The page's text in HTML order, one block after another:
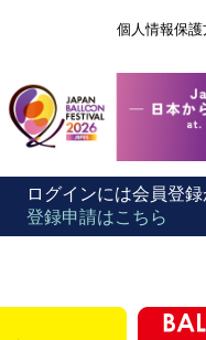
個人情報保護
ログインには会員登
登録申請はこちら